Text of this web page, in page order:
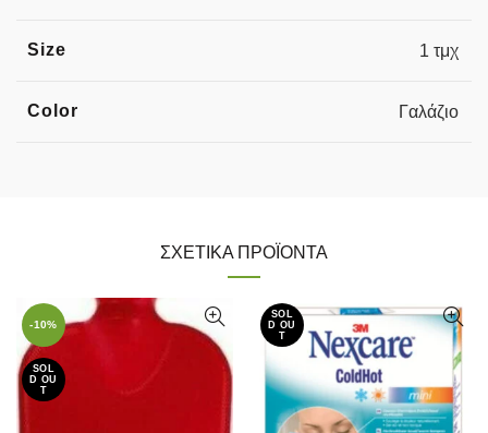
Size 1 τμχ
Color Γαλάζιο
ΣΧΕΤΙΚΆ ΠΡΟΪΌΝΤΑ
-10%
SOL
D OU
T
SOL
D OU
T